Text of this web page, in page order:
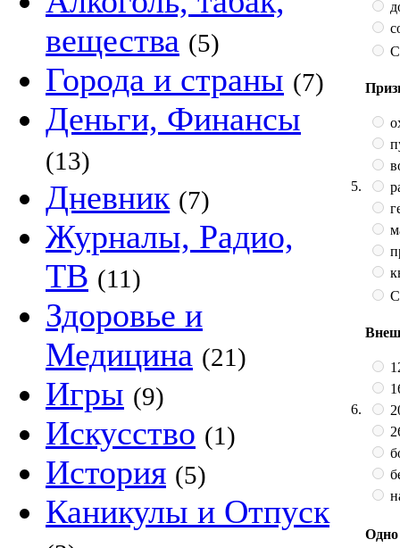
вещества (5)
Города и страны (7)
Деньги, Финансы
(13)
Дневник (7)
Журналы, Радио,
ТВ (11)
Здоровье и
Медицина (21)
Игры (9)
Искусство (1)
История (5)
Каникулы и Отпуск
5.
6.